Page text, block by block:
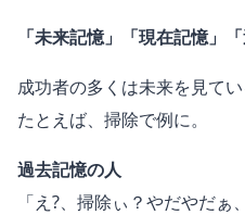
「未来記憶」「現在記憶
成功者の多くは未来を見てい
たとえば、掃除で例に。
過去記憶の人
「え?、掃除ぃ？やだやだ